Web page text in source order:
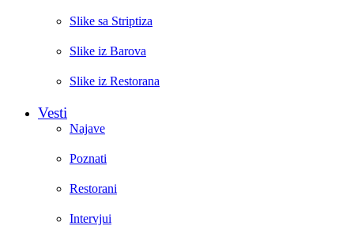
Slike sa Striptiza
Slike iz Barova
Slike iz Restorana
Vesti
Najave
Poznati
Restorani
Intervjui